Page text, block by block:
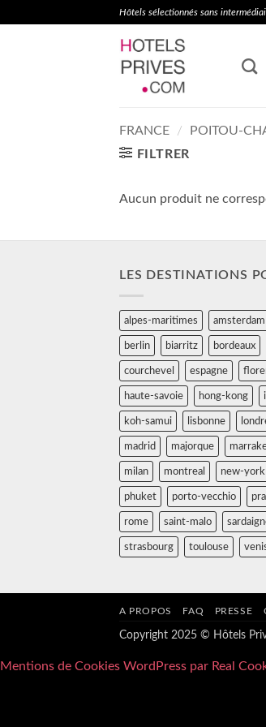
Hôtels sélectionnés sans
FRANCE / POITOU-
FILTRER
Aucun produit ne
LES DESTINATIONS
alpes-maritimes amsterdam
berlin biarritz bordeaux
courchevel espagne
haute-savoie hong-kong
koh-samui lisbonne
madrid majorque
milan montreal new-york
phuket porto-vecchio
rome saint-malo
strasbourg toulouse
A PROPOS FAQ PRESSE
Copyright 2025 © Hôtels
Mentions de Cookies WordPress par Real